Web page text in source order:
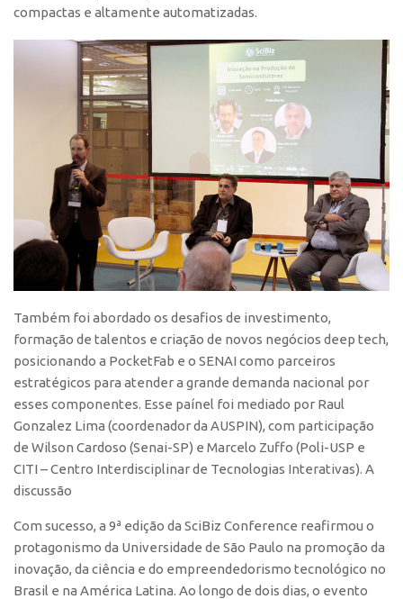
compactas e altamente automatizadas.
Também foi abordado os desafios de investimento,
formação de talentos e criação de novos negócios deep tech,
posicionando a PocketFab e o SENAI como parceiros
estratégicos para atender a grande demanda nacional por
esses componentes. Esse paínel foi mediado por Raul
Gonzalez Lima (coordenador da AUSPIN), com participação
de Wilson Cardoso (Senai-SP) e Marcelo Zuffo (Poli-USP e
CITI – Centro Interdisciplinar de Tecnologias Interativas). A
discussão
Com sucesso, a 9ª edição da SciBiz Conference reafirmou o
protagonismo da Universidade de São Paulo na promoção da
inovação, da ciência e do empreendedorismo tecnológico no
Brasil e na América Latina. Ao longo de dois dias, o evento